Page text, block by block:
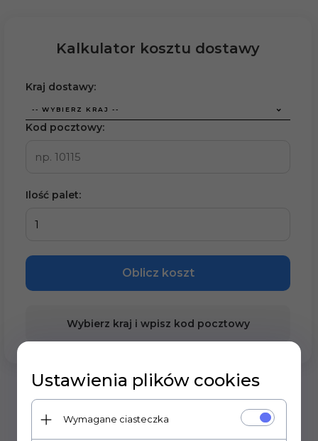
Kalkulator kosztu dostawy
Kraj dostawy:
-- WYBIERZ KRAJ --
Kod pocztowy:
Ilość palet:
Oblicz koszt
Wybierz kraj i wpisz kod pocztowy
Ustawienia plików cookies
Wymagane ciasteczka